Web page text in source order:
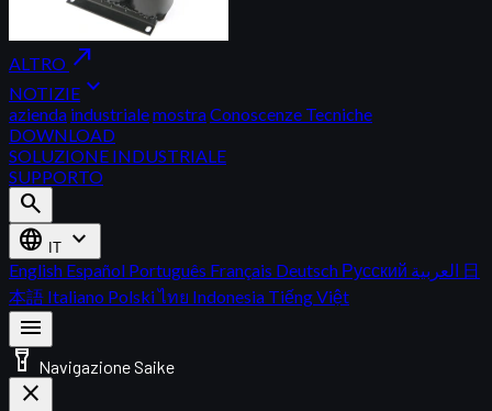
ALTRO north_east
NOTIZIE expand_more
azienda industrialemostraConoscenze Tecniche
DOWNLOAD
SOLUZIONE INDUSTRIALE
SUPPORTO
search
language
IT expand_more
English Español Português Français Deutsch Русский
日
本語 Italiano Polskiไทย Indonesia Tiếng Việt
menu
flashlight_on Navigazione Saike
close